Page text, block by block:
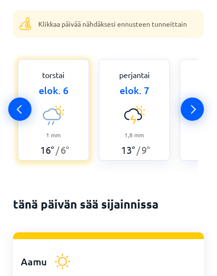
Klikkaa päivää nähdäksesi ennusteen tunneittain
torstai
elok. 6
1 mm
16° /6°
perjantai
elok. 7
1,8 mm
13° /9°
tänä päivän sää sijainnissa
Aamu